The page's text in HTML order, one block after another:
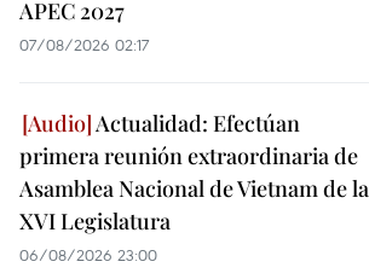
APEC 2027
07/08/2026 02:17
Actualidad: Efectúan
primera reunión extraordinaria de
Asamblea Nacional de Vietnam de la
XVI Legislatura
06/08/2026 23:00